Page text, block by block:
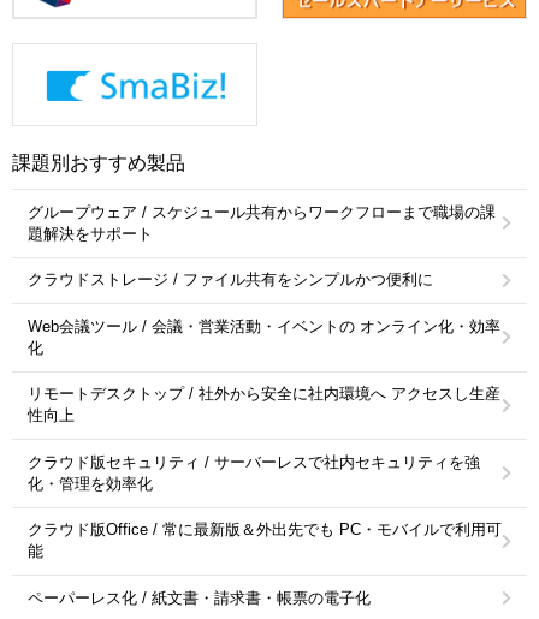
課題別おすすめ製品
グループウェア / スケジュール共有からワークフローまで職場の課
題解決をサポート
クラウドストレージ / ファイル共有をシンプルかつ便利に
Web会議ツール / 会議・営業活動・イベントの オンライン化・効率
化
リモートデスクトップ / 社外から安全に社内環境へ アクセスし生産
性向上
クラウド版セキュリティ / サーバーレスで社内セキュリティを強
化・管理を効率化
クラウド版Office / 常に最新版＆外出先でも PC・モバイルで利用可
能
ペーパーレス化 / 紙文書・請求書・帳票の電子化